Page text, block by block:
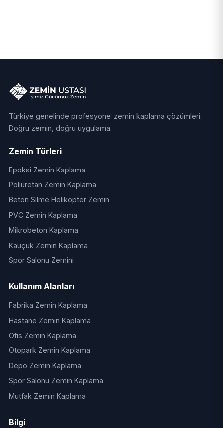
Türkiye genelinde profesyonel zemin kaplama çözümleri.
Doğru zemin, doğru uygulama.
Zemin Türleri
Epoksi Zemin Kaplama
Poliüretan Zemin Kaplama
Beton Silme Helikopter Zemin
PVC Zemin Kaplama
Mikrobeton Kaplama
Kauçuk Zemin Kaplama
Spor Salonu Zemini
Kullanım Alanları
Fabrika Zemin Kaplama
Hastane Zemin Kaplama
Ofis Zemin Kaplama
Otopark Zemin Kaplama
Depo Zemin Kaplama
Spor Salonu Zemin Kaplama
Mutfak Zemin Kaplama
Bilgi